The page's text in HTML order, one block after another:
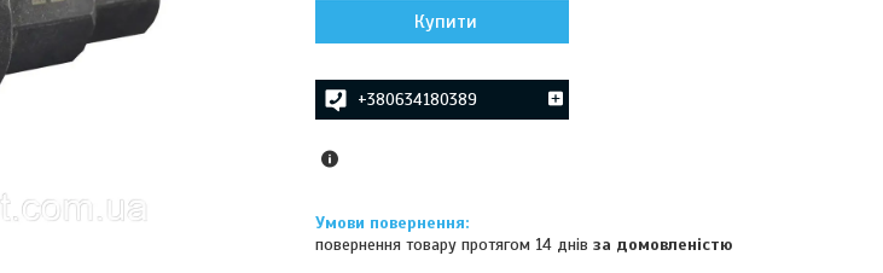
Купити
+380634180389
повернення товару протягом 14 днівза домовленістю